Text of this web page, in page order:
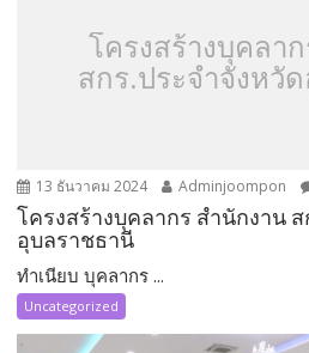
โครงสร้างบุคลา
สกร.ประจำจังหวั
13 ธันวาคม 2024 Adminjoompon
โครงสร้างบุคลากร สำนักงาน
อุบลราชธานี
ทำเนียบ บุคลากร ...
Uncategorized